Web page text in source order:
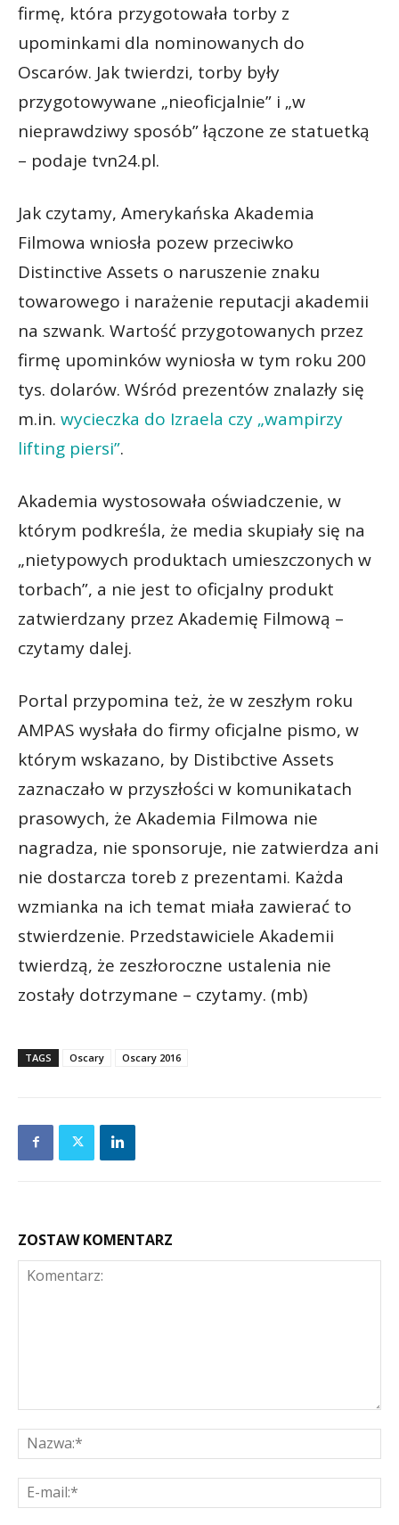
firmę, która przygotowała torby z
upominkami dla nominowanych do
Oscarów. Jak twierdzi, torby były
przygotowywane „nieoficjalnie” i „w
nieprawdziwy sposób” łączone ze statuetką
– podaje tvn24.pl.
Jak czytamy, Amerykańska Akademia
Filmowa wniosła pozew przeciwko
Distinctive Assets o naruszenie znaku
towarowego i narażenie reputacji akademii
na szwank. Wartość przygotowanych przez
firmę upominków wyniosła w tym roku 200
tys. dolarów. Wśród prezentów znalazły się
m.in. wycieczka do Izraela czy „wampirzy
lifting piersi”.
Akademia wystosowała oświadczenie, w
którym podkreśla, że media skupiały się na
„nietypowych produktach umieszczonych w
torbach”, a nie jest to oficjalny produkt
zatwierdzany przez Akademię Filmową –
czytamy dalej.
Portal przypomina też, że w zeszłym roku
AMPAS wysłała do firmy oficjalne pismo, w
którym wskazano, by Distibctive Assets
zaznaczało w przyszłości w komunikatach
prasowych, że Akademia Filmowa nie
nagradza, nie sponsoruje, nie zatwierdza ani
nie dostarcza toreb z prezentami. Każda
wzmianka na ich temat miała zawierać to
stwierdzenie. Przedstawiciele Akademii
twierdzą, że zeszłoroczne ustalenia nie
zostały dotrzymane – czytamy. (mb)
TAGS Oscary Oscary 2016
ZOSTAW KOMENTARZ